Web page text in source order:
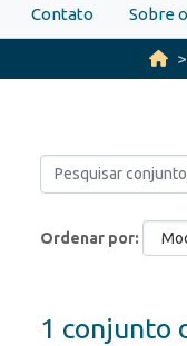
Contato Sobre
Ordenar por
1 conjunto